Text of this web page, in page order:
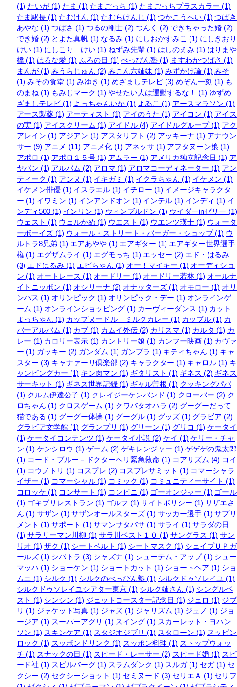
(1) たいが (1) たま (1) たまごっち (1) たまごっちプラスカラー (1)
たま駅長 (1) たむけん (1) たむらけんじ (1) つかこうへい (1) つばき
あやな (1) つばさ (1) つるの剛士 (2) つんく (2) できちゃった婚 (2)
でき婚 (2) とよた真帆 (1) なるみ (1) にしおかすみこ (1) にしきおり
けい (1) にしこり けい (1) ねずみ先輩 (1) はしのえみ (1) はりまや
橋 (1) はるな愛 (1) ふろの日 (1) べっぴん塾 (1) ますわかつばさ (1)
まんが (1) みうらじゅん (2) みこん六姉妹 (1) みずかけ論 (1) みそ
(1) みその食堂 (1) みゆき (1) めざましテレビ (3) めぞん一刻 (1) も
のまね (1) もみじマーク (1) やせたい人は運動するな！ (1) ゆずめ
ざましテレビ (1) よっちゃんいか (1) よゐこ (1) アースマラソン (1)
アース製薬 (1) アーティスト (1) アイのうた (1) アイコン (1) アイス
の実 (1) アイスクリーム (1) アイドル (4) アイドルグループ (1) アク
アレイン (1) アジアン (1) アスタリフト (2) アッキーナ (1) アナウン
サー (9) アニメ (11) アニメ化 (1) アネッサ (1) アフタヌーン娘 (1)
アポロ (1) アポロ１５号 (1) アムラー (1) アメリカ独立記念日 (1) ア
ヤパン (1) アルバム (2) アロマ (1) アロマコーディネーター (1) アン
ティーク (1) アンヌ (1) イキガミ (1) イクラちゃん (1) イケメン (1)
イケメン俳優 (1) イスラエル (1) イチロー (1) イメージキャラクタ
ー (1) イワミン (1) インアンドオン (1) インテル (1) インディ (1) イ
ンディ500 (1) インリン (1) ウィンブルドン (1) ウイダーinゼリー (1)
ウェスト (1) ウェルかめ (1) ウエスト (1) ウエンツ瑛士 (1) ウォータ
ーボーイズ (1) ウォール・ストリート・バーガー・ショップ (1) ウ
ルトラ8兄弟 (1) エアあやや (1) エアギター (1) エアギター世界選手
権 (1) エグザムライ (1) エグモっち (1) エッセー (2) エド・はるみ
(3) エドはるみ (1) エビちゃん (1) オー！マイキー (1) オーディショ
ン (1) オートレース (1) オードリー (1) オードリー若林 (1) オールナ
イトニッポン (1) オシリーナ (2) オナッターズ (1) オモロー (1) オリ
ンパス (1) オリンピック (1) オリンピック・デー (1) オンラインゲ
ーム (1) オンラインショッピング (1) カーヴィーダンス (1) カット
よっちゃん (1) カップヌードル ミルクカレー (1) カップル (1) カ
バーアルバム (1) カブ (1) カムイ外伝 (2) カリスマ (1) カルタ (1) カ
レー (1) カロリー表示 (1) カントリー娘 (1) カンフー映画 (1) カヴァ
ー (1) ガッキー (2) ガンダム (1) ガンプラ (1) キティちゃん (1) キャ
スター (3) キャナァーリ倶楽部 (2) キャラクター (1) キャロル (1) キ
ャンピングカー (1) キン肉マン (1) ギタリスト (1) ギネス (2) ギネス
サーキット (1) ギネス世界記録 (1) ギャル曽根 (1) クッキングパパ
(1) クルム伊達公子 (1) クレイジーケンバンド (1) クローバー (2) ク
ロちゃん (1) クロスゲーム (1) クワバタオハラ (2) グーグーだって
猫である (1) グーグー体操 (1) グーグル (1) グッズ (1) グラビア (2)
グラビア文学館 (1) グランプリ (1) グリーン (1) グリコ (1) ケータイ
(1) ケータイコンテンツ (1) ケータイ小説 (2) ケイ (1) ケリー・チャ
ン (1) ケンシロウ (1) ゲーム (2) ゲキレンジャー (1) ゲゲゲの鬼太郎
(1) コード・ブルー－ドクターヘリ緊急救命 (1) コアリズム (4) コイ
(1) コウノトリ (1) コスプレ (2) コスプレサミット (1) コマーシャラ
イザー (1) コマーシャル (1) コミック (1) コミュニティーサイト (1)
コロッケ (1) コンサート (1) コンビニ (1) ゴーオンジャー (1) ゴール
(1) ゴキブリレストラン (1) ゴルフ (1) サイトポリシー (1) サザエさ
ん (1) サザン (1) サザンオールスターズ (1) サッカー選手 (1) サプリ
メント (1) サポート (1) サマンサタバサ (1) サライ (1) サラダの日
(1) サラリーマン川柳 (1) サラ川ベスト１０ (1) サングラス (1) サン
リオ (1) ザク (1) シートベルト (1) シートマスク (1) シェイプＵＰガ
ールズ (1) シバトラ (3) シャズナ (1) シューテム・アップ (1) シュー
マッハ (1) ショーケン (1) ショートカット (1) ショートヘア (1) ショ
ムニ (1) シルク (1) シルクのべっぴん塾 (1) シルクドゥソレイユ (1)
シルクドゥソレイユシアター東京 (1) シルク姉さん (1) シングルベ
スト (1) シンシン (1) ジェットコースター記念日 (1) ジェロ (1) ジブ
リ (1) ジャケット写真 (1) ジャズ (1) ジャリズム (1) ジュノ (1) ジョ
ージア (1) スーパーアグリ (1) スイング (1) スカーレット・ヨハン
ソン (1) スキンケア (1) スタジオジブリ (1) スタローン (1) スッピン
ロック (1) スッポンドリンク (1) スッポン料理 (1) ストップウォッ
チ (1) スナックの日 (1) スピード・レーサー (2) スピード婚 (1) スピ
ード社 (1) スピルバーグ (1) スラムダンク (1) スルガ (1) セガ (1) セ
クシー (2) セクシーショット (1) セミヌード (3) セリエＡ (1) セリフ